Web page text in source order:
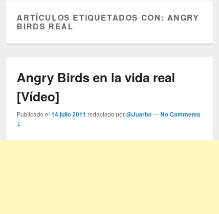
ARTÍCULOS ETIQUETADOS CON: ANGRY
BIRDS REAL
Angry Birds en la vida real
[Vídeo]
Publicado el14 julio 2011 redactado por@Juarbo —No Comments
↓